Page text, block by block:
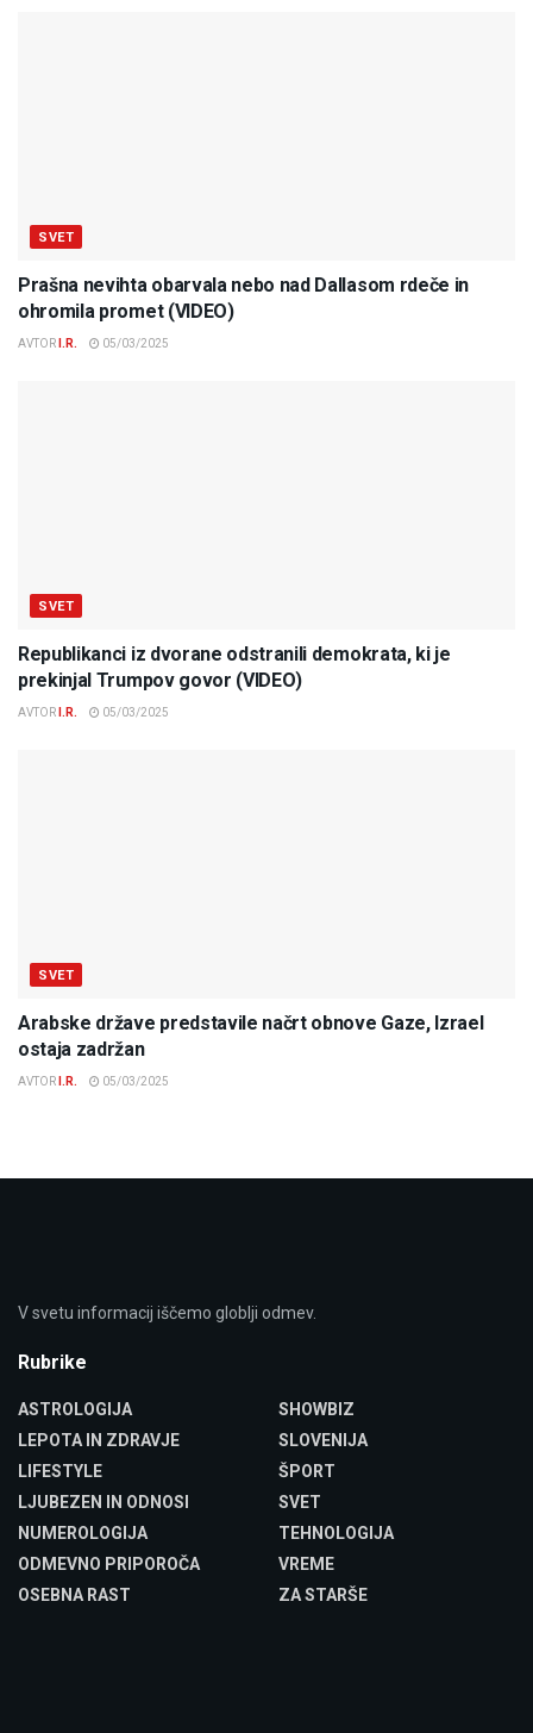
SVET
Prašna nevihta obarvala nebo nad Dallasom rdeče in
ohromila promet (VIDEO)
AVTOR I.R. 05/03/2025
SVET
Republikanci iz dvorane odstranili demokrata, ki je
prekinjal Trumpov govor (VIDEO)
AVTOR I.R. 05/03/2025
SVET
Arabske države predstavile načrt obnove Gaze, Izrael
ostaja zadržan
AVTOR I.R. 05/03/2025
V svetu informacij iščemo globlji odmev.
Rubrike
ASTROLOGIJA
LEPOTA IN ZDRAVJE
LIFESTYLE
LJUBEZEN IN ODNOSI
NUMEROLOGIJA
ODMEVNO PRIPOROČA
OSEBNA RAST
SHOWBIZ
SLOVENIJA
ŠPORT
SVET
TEHNOLOGIJA
VREME
ZA STARŠE